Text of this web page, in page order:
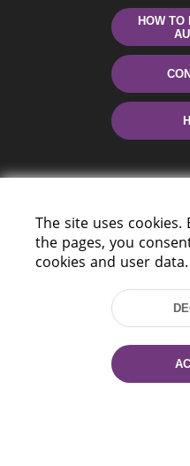
HOW TO
220114, Niezaležnasci
Tel.: (+375 17) 368 37
Fax: (+375 17) 368 97
E-mail: inbox@nlb.by
The site uses
the pages, you
cookies and user data.